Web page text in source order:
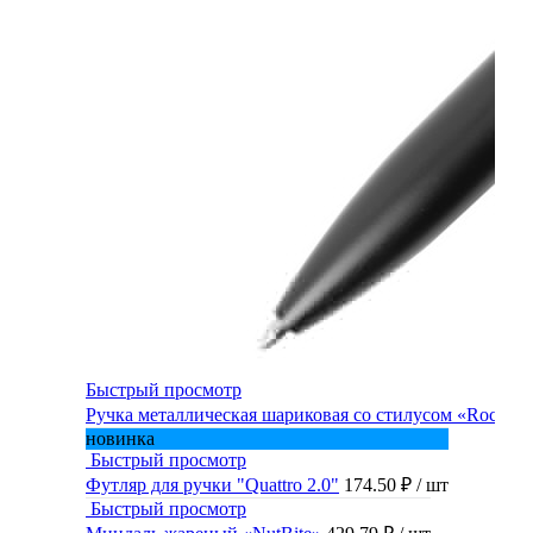
Быстрый просмотр
Ручка металлическая шариковая со стилусом «Rocky»
новинка
Быстрый просмотр
Футляр для ручки "Quattro 2.0" 174.50 ₽ / шт
Быстрый просмотр